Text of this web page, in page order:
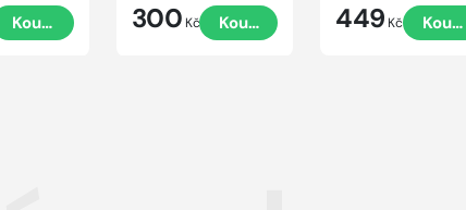
Koupit 300 Kč Koupit 449 Kč Koupit